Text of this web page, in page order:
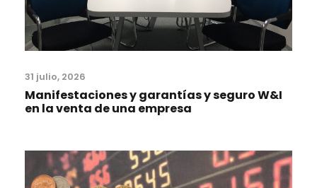
31 julio, 2026
Manifestaciones y garantías y seguro W&I
en la venta de una empresa